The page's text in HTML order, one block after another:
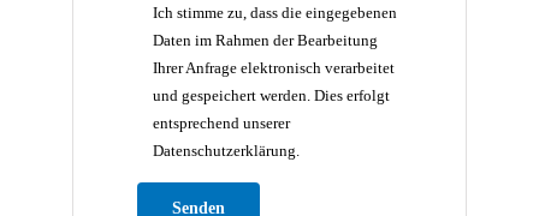
Ich stimme zu, dass die eingegebenen
Daten im Rahmen der Bearbeitung
Ihrer Anfrage elektronisch verarbeitet
und gespeichert werden. Dies erfolgt
entsprechend unserer
Datenschutzerklärung.